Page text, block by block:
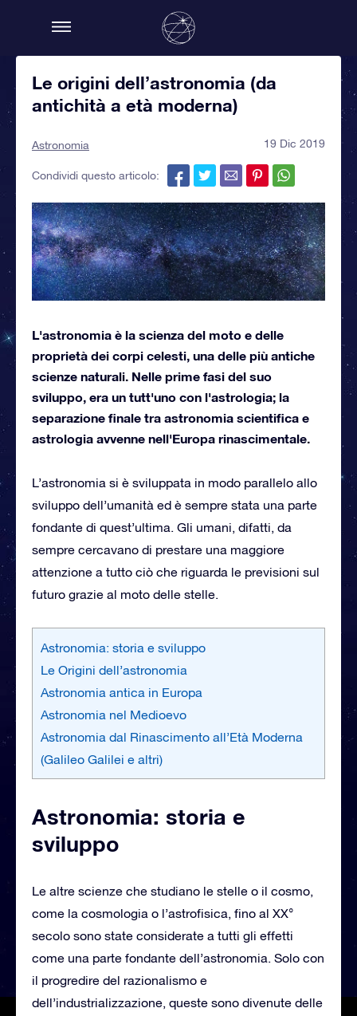
Le origini dell’astronomia (da
antichità a età moderna)
Astronomia 19 Dic 2019
Condividi questo articolo:
L'astronomia è la scienza del moto e delle
proprietà dei corpi celesti, una delle più antiche
scienze naturali. Nelle prime fasi del suo
sviluppo, era un tutt'uno con l'astrologia; la
separazione finale tra astronomia scientifica e
astrologia avvenne nell'Europa rinascimentale.
L’astronomia si è sviluppata in modo parallelo allo
sviluppo dell’umanità ed è sempre stata una parte
fondante di quest’ultima. Gli umani, difatti, da
sempre cercavano di prestare una maggiore
attenzione a tutto ciò che riguarda le previsioni sul
futuro grazie al moto delle stelle.
Astronomia: storia e sviluppo
Le Origini dell’astronomia
Astronomia antica in Europa
Astronomia nel Medioevo
Astronomia dal Rinascimento all’Età Moderna
(Galileo Galilei e altri)
Astronomia: storia e
sviluppo
Le altre scienze che studiano le stelle o il cosmo,
come la cosmologia o l’astrofisica, fino al XX°
secolo sono state considerate a tutti gli effetti
come una parte fondante dell’astronomia. Solo con
il progredire del razionalismo e
dell’industrializzazione, queste sono divenute delle